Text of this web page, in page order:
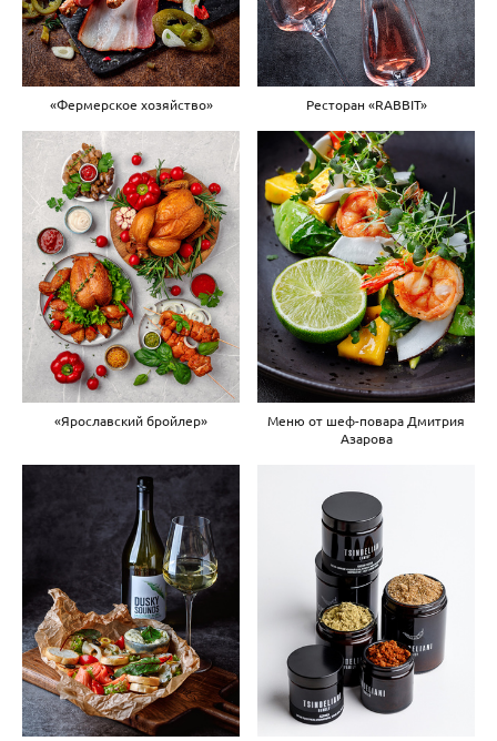
«Фермерское хозяйство» Ресторан «RABBIT»
«Ярославский бройлер»
Меню от шеф-повара Дмитрия
Азарова